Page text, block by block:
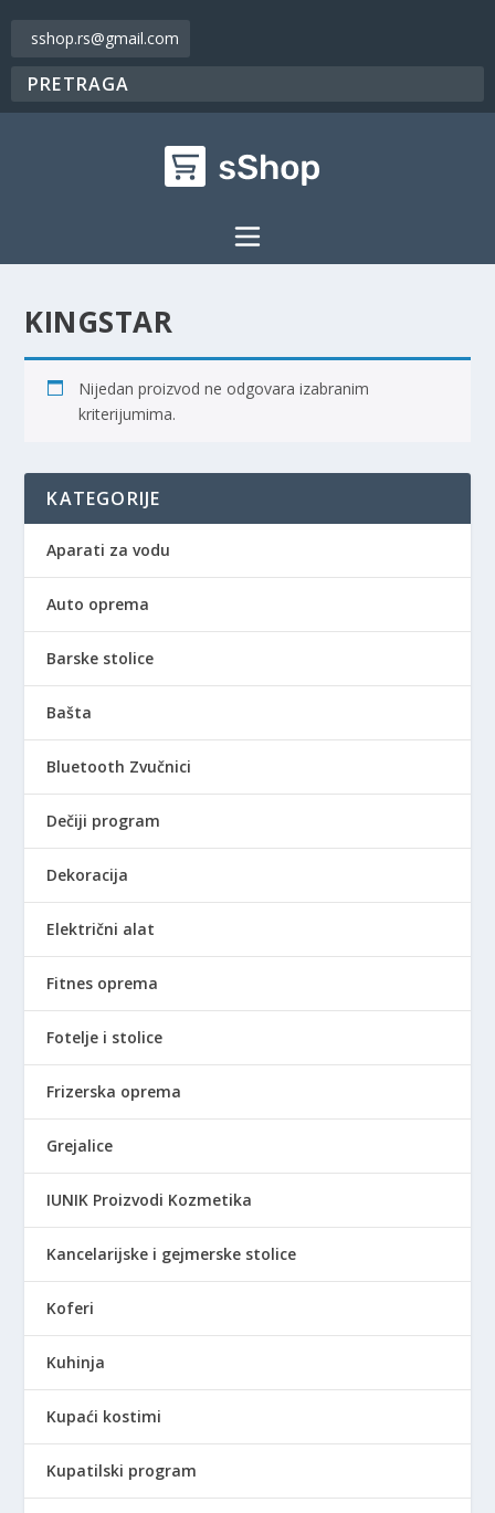
sshop.rs@gmail.com
KINGSTAR
Nijedan proizvod ne odgovara izabranim
kriterijumima.
KATEGORIJE
Aparati za vodu
Auto oprema
Barske stolice
Bašta
Bluetooth Zvučnici
Dečiji program
Dekoracija
Električni alat
Fitnes oprema
Fotelje i stolice
Frizerska oprema
Grejalice
IUNIK Proizvodi Kozmetika
Kancelarijske i gejmerske stolice
Koferi
Kuhinja
Kupaći kostimi
Kupatilski program